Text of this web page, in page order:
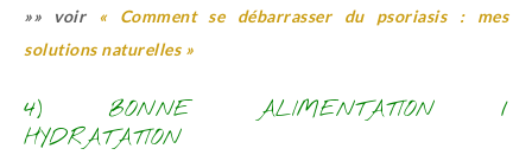
»» voir « Comment se débarrasser du psoriasis : mes
solutions naturelles »
4) BONNE ALIMENTATION /
HYDRATATION